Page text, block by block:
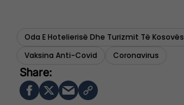
Oda E Hotelierisë Dhe Turizmit Të Kosovës
Vaksina Anti-Covid
Coronavirus